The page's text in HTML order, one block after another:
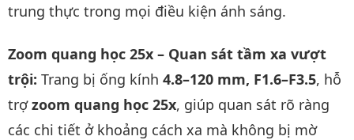
trung thực trong mọi điều kiện ánh sáng.
Zoom quang học 25x – Quan sát tầm xa vượt
trội: Trang bị ống kính 4.8–120 mm, F1.6–F3.5, hỗ
trợzoom quang học 25x, giúp quan sát rõ ràng
các chi tiết ở khoảng cách xa mà không bị mờ